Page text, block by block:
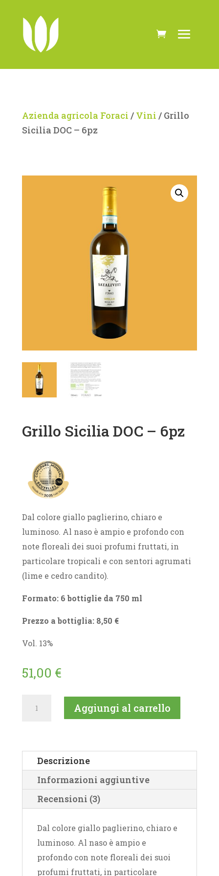
Azienda agricola Foraci / Vini / Grillo
Sicilia DOC – 6pz
Grillo Sicilia DOC – 6pz
Dal colore giallo paglierino, chiaro e
luminoso. Al naso è ampio e profondo con
note floreali dei suoi profumi fruttati, in
particolare tropicali e con sentori agrumati
(lime e cedro candito).
Formato: 6 bottiglie da 750 ml
Prezzo a bottiglia: 8,50 €
Vol. 13%
51,00 €
6pz
quantità
Aggiungi al carrello
Descrizione
Informazioni aggiuntive
Recensioni (3)
Dal colore giallo paglierino, chiaro e
luminoso. Al naso è ampio e
profondo con note floreali dei suoi
profumi fruttati, in particolare